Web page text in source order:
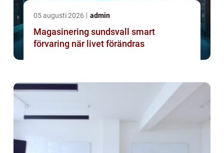
05 augusti 2026 admin
Magasinering sundsvall smart
förvaring när livet förändras